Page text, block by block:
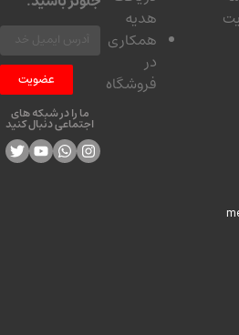
همکاری
فروشگاه
عضویت
ما را در شبکه های
اجتماعی دنبال کنید